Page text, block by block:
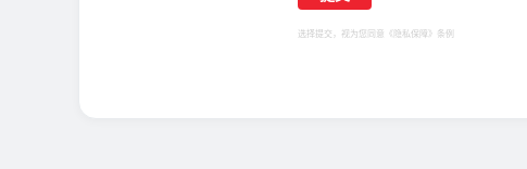
选择提交，视为您同意 《隐私保障》 条例